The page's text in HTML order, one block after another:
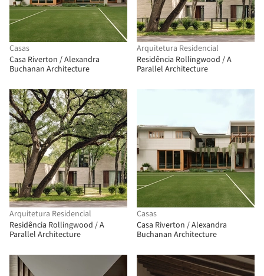
Casas
Casa Riverton / Alexandra
Buchanan Architecture
Arquitetura Residencial
Residência Rollingwood / A
Parallel Architecture
Arquitetura Residencial
Residência Rollingwood / A
Parallel Architecture
Casas
Casa Riverton / Alexandra
Buchanan Architecture